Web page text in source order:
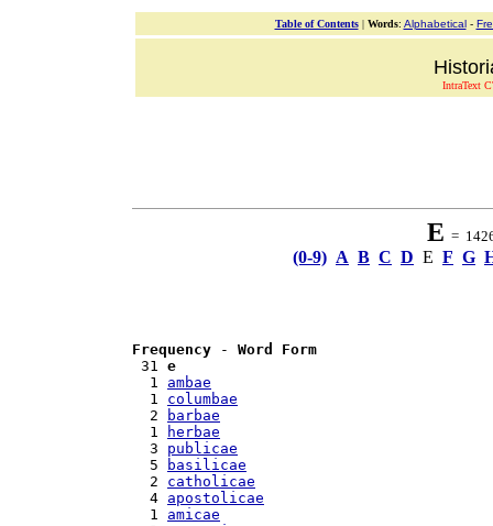
Table of Contents| Words: Alphabetical-
IntraText
E =
(0-9) A B C D E F G
Frequency - Word Form
31 e
  1
ambae
  1
columbae
  2
barbae
  1
herbae
  3
publicae
  5
basilicae
  2
catholicae
  4
apostolicae
  1
amicae